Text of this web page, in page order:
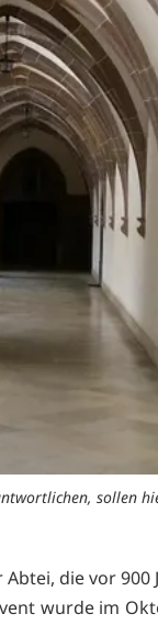
sollen
die vor 900
wurde im